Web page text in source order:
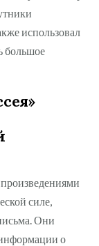
использовал
большое
силе,
Они
о